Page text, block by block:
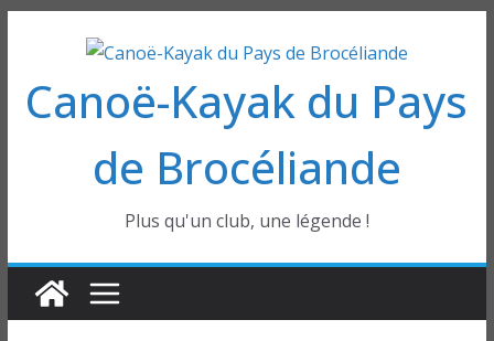
contenu
Canoë-Kayak du Pays
de Brocéliande
Plus qu'un club, une légende !